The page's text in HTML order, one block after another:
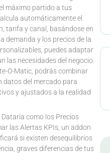
máximo partido a tus
automáticamente el
tarifa y canal, basándose en
demanda y los precios de la
puedes adaptar
las necesidades del negocio.
O-Matic, podrás combinar
datos del mercado para
y ajustados a la realidad
como los Precios
las Alertas KPIs, un addon
si existen desequilibrios
graves diferencias de tus